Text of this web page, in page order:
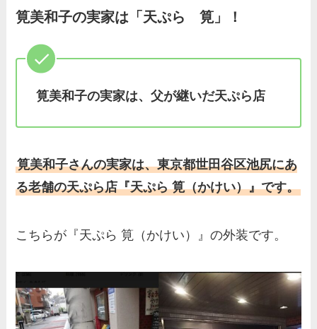
ど、家族を調査！
母）を徹底調査！実家の兄弟
片岡凜の母親が美人！家族構
成や父・片岡達也、兄弟につ
梅澤廉アナの父親・母親の職
業や経歴を調査！兄弟や実家
伊藤海彦の兄弟は弟の夏彦！
部まとめた！
筧美和子の実家は「天ぷら 筧」！
筧美和子の実家は、父が継いだ天ぷら店
筧美和子さんの実家は、東京都世田谷区池尻にあ
る老舗の天ぷら店『天ぷら 筧（かけい）』です。
こちらが『天ぷら 筧（かけい）』の外装です。